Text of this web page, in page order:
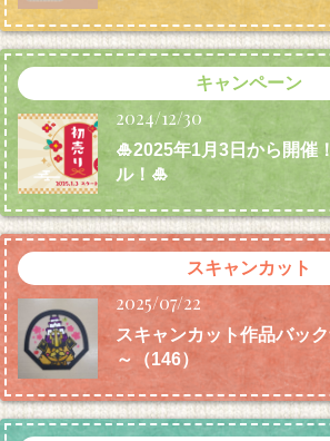
キャンペーン
2024/12/30
🎍2025年1月3日から開催
ル！🎍
スキャンカット
2025/07/22
スキャンカット作品バッ
～（146）